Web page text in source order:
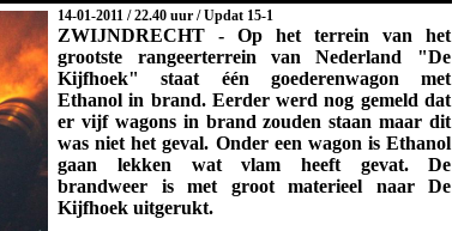
14-01-2011 / 22.40 uur / Updat 15-1
ZWIJNDRECHT - Op het terrein van het
grootste rangeerterrein
van Nederland "De
Kijfhoek" staat één goederenwagon met
Ethanol in brand. Eerder werd nog gemeld dat
er vijf wagons in brand zouden staan maar dit
was niet het geval. Onder een wagon is Ethanol
gaan lekken wat vlam heeft gevat.
De
brandweer is met groot materieel naar De
Kijfhoek uitgerukt.